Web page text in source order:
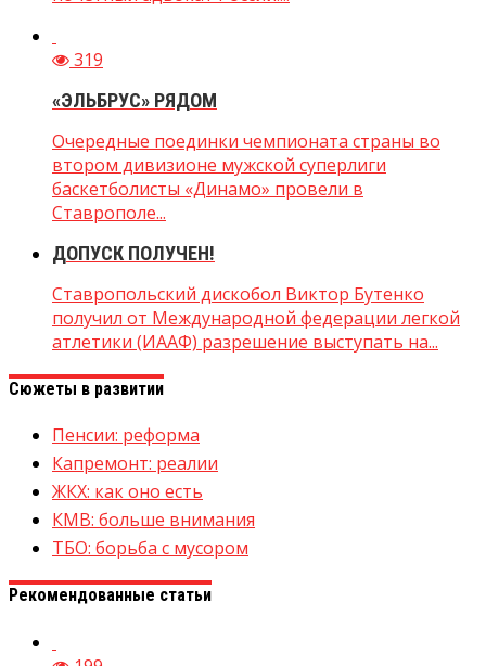
319
«ЭЛЬБРУС» РЯДОМ
Очередные поединки чемпионата страны во
втором дивизионе мужской суперлиги
баскетболисты «Динамо» провели в
Ставрополе...
ДОПУСК ПОЛУЧЕН!
Ставропольский дискобол Виктор Бутенко
получил от Международной федерации легкой
атлетики (ИААФ) разрешение выступать на...
Сюжеты в развитии
Пенсии: реформа
Капремонт: реалии
ЖКХ: как оно есть
КМВ: больше внимания
ТБО: борьба с мусором
Рекомендованные статьи